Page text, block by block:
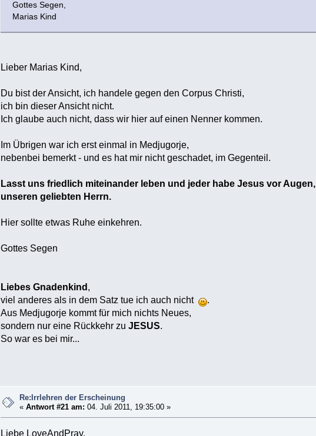
Gottes Segen,
Marias Kind
Lieber Marias Kind,
Du bist der Ansicht, ich handele gegen den Corpus Christi,
ich bin dieser Ansicht nicht.
Ich glaube auch nicht, dass wir hier auf einen Nenner kommen.
Im Übrigen war ich erst einmal in Medjugorje,
nebenbei bemerkt - und es hat mir nicht geschadet, im Gegenteil.
Lasst uns friedlich miteinander leben und jeder habe Jesus vor Augen,
unseren geliebten Herrn.
Hier sollte etwas Ruhe einkehren.
Gottes Segen
Liebes Gnadenkind ,
viel anderes als in dem Satz tue ich auch nicht
.
Aus Medjugorje kommt für mich nichts Neues,
sondern nur eine Rückkehr zu JESUS.
So war es bei mir...
Re:Irrlehren der Erscheinung
«Antwort #21 am: 04. Juli 2011, 19:35:00 »
Liebe LoveAndPray,